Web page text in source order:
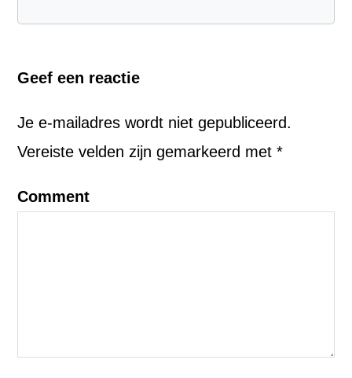
Geef een reactie
Je e-mailadres wordt niet gepubliceerd.
Vereiste velden zijn gemarkeerd met*
Comment